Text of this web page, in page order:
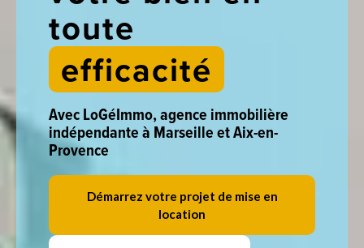
toute
simplicité
Avec LoGéImmo, agence immobilière
indépendante à Marseille et Aix-en-
Provence
Démarrez votre projet de mise en
location